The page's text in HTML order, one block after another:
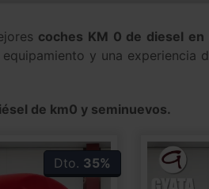
coches KM 0 de diesel en
y una experiencia
de km0 y seminuevos.
Dto. 35%